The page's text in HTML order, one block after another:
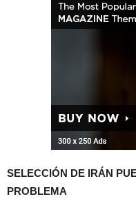
SELECCIÓN DE IRÁN
PROBLEMA